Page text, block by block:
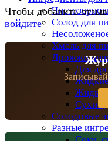
Солод для
Хмель для
Дрожжи
Для
Сухие
Солодовые
Разные
Чтобы добавить
войдите